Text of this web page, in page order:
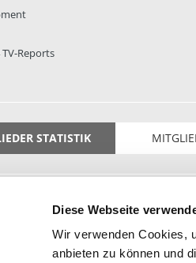
Diese Webseite
Wir verwenden Cookies,
anbieten zu können und
Reports
STATISTIK